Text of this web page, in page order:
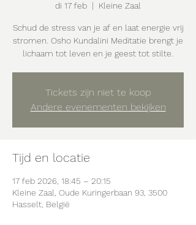
di 17 feb
  |
Kleine Zaal
Schud de stress van je af en laat energie vrij
stromen. Osho Kundalini Meditatie brengt je
lichaam tot leven en je geest tot stilte.
Tickets zijn niet te koop
Andere evenementen bekijken
Tijd en locatie
17 feb 2026, 18:45 – 20:15
Kleine Zaal, Oude Kuringerbaan 93, 3500
Hasselt, België